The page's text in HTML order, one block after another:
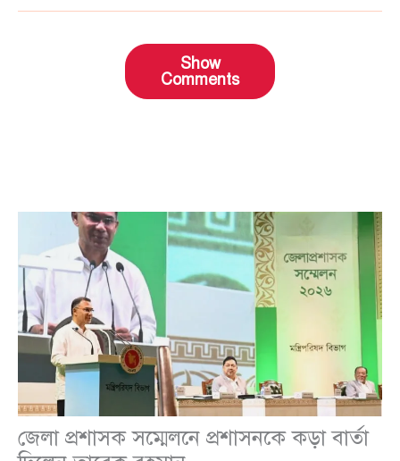
Show
Comments
জেলা প্রশাসক সম্মেলনে প্রশাসনকে কড়া বার্তা